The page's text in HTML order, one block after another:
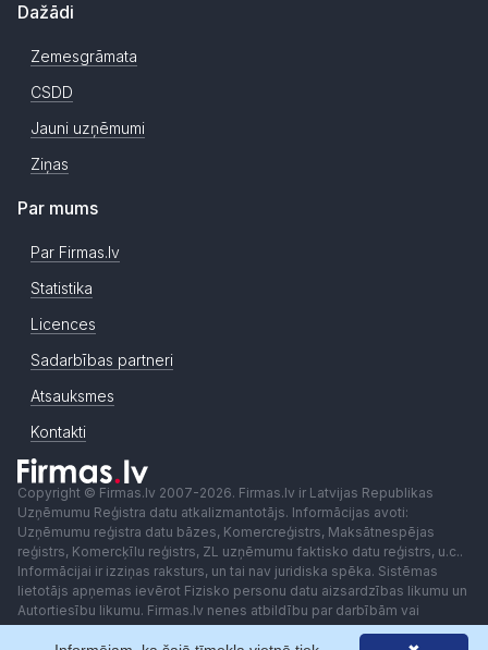
Dažādi
Zemesgrāmata
CSDD
Jauni uzņēmumi
Ziņas
Par mums
Par Firmas.lv
Statistika
Licences
Sadarbības partneri
Atsauksmes
Kontakti
Copyright © Firmas.lv 2007-2026. Firmas.lv ir Latvijas Republikas
Uzņēmumu Reģistra datu atkalizmantotājs. Informācijas avoti:
Uzņēmumu reģistra datu bāzes, Komercreģistrs, Maksātnespējas
reģistrs, Komercķīlu reģistrs, ZL uzņēmumu faktisko datu reģistrs, u.c..
Informācijai ir izziņas raksturs, un tai nav juridiska spēka. Sistēmas
lietotājs apņemas ievērot Fizisko personu datu aizsardzības likumu un
Autortiesību likumu. Firmas.lv nenes atbildību par darbībām vai
lēmumiem, kas balstīti uz saņemto pakalpojumu. Lietotājam aizliegts